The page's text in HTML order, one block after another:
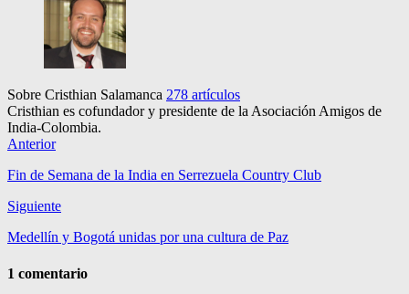
Sobre Cristhian Salamanca 278 artículos
Cristhian es cofundador y presidente de la Asociación Amigos de
India-Colombia.
Anterior
Fin de Semana de la India en Serrezuela Country Club
Siguiente
Medellín y Bogotá unidas por una cultura de Paz
1 comentario